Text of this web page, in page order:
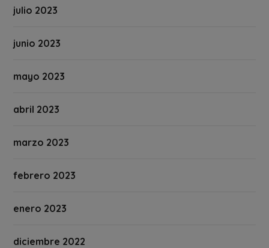
julio 2023
junio 2023
mayo 2023
abril 2023
marzo 2023
febrero 2023
enero 2023
diciembre 2022